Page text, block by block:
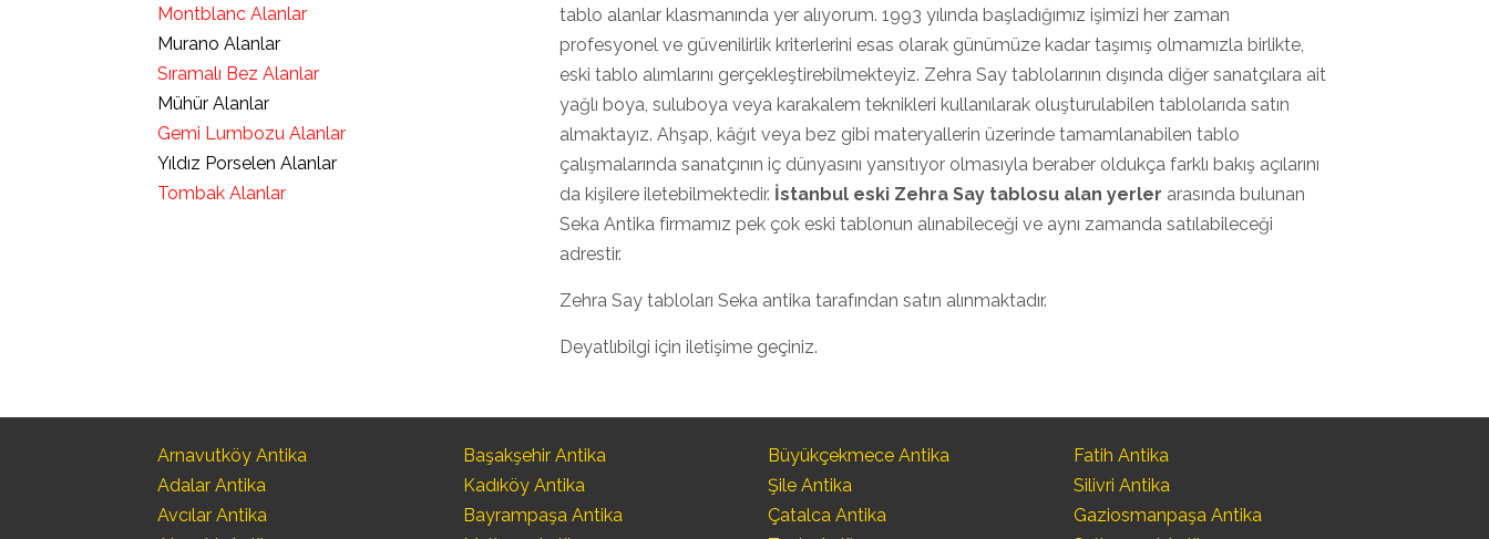
tablo alanlar klasmanında yer alıyorum. 1993 yılında başladığımız işimizi her zaman
profesyonel ve güvenilirlik kriterlerini esas olarak günümüze kadar taşımış olmamızla birlikte,
eski tablo alımlarını gerçekleştirebilmekteyiz. Zehra Say tablolarının dışında diğer sanatçılara ait
yağlı boya, suluboya veya karakalem teknikleri kullanılarak oluşturulabilen tablolarıda satın
almaktayız. Ahşap, kâğıt veya bez gibi materyallerin üzerinde tamamlanabilen tablo
çalışmalarında sanatçının iç dünyasını yansıtıyor olmasıyla beraber oldukça farklı bakış açılarını
da kişilere iletebilmektedir. İstanbul eski Zehra Say tablosu alan yerler arasında bulunan
Seka Antika firmamız pek çok eski tablonun alınabileceği ve aynı zamanda satılabileceği
adrestir.
Zehra Say tabloları Seka antika tarafından satın alınmaktadır.
Deyatlıbilgi için iletişime geçiniz.
Montblanc Alanlar
Murano Alanlar
Sıramalı Bez Alanlar
Mühür Alanlar
Gemi Lumbozu Alanlar
Yıldız Porselen Alanlar
Tombak Alanlar
Arnavutköy Antika
Adalar Antika
Avcılar Antika
Başakşehir Antika
Kadıköy Antika
Bayrampaşa Antika
Büyükçekmece Antika
Şile Antika
Çatalca Antika
Fatih Antika
Silivri Antika
Gaziosmanpaşa Antika